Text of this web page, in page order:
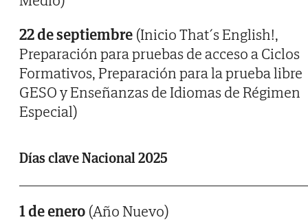
22 de septiembre (Inicio That´s English!,
Preparación para pruebas de acceso a Ciclos
Formativos, Preparación para la prueba libre
GESO y Enseñanzas de Idiomas de Régimen
Especial)
Días clave Nacional 2025
1 de enero (Año Nuevo)